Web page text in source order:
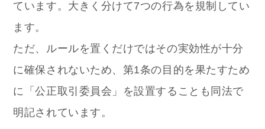
ています。大きく分けて7つの行為を規制してい
ます。
ただ、ルールを置くだけではその実効性が十分
に確保されないため、第1条の目的を果たすため
に「公正取引委員会」を設置することも同法で
明記されています。